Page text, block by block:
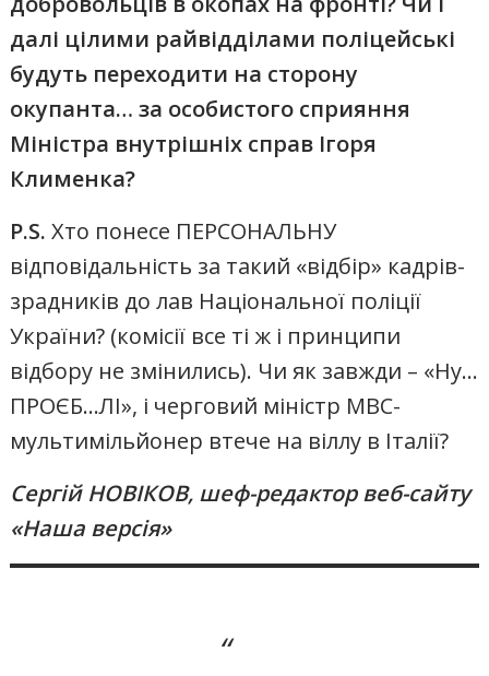
далі цілими райвідділами поліцейські
будуть переходити на сторону
окупанта… за особистого сприяння
Міністра внутрішніх справ Ігоря
Клименка?
P.S. Хто понесе ПЕРСОНАЛЬНУ
відповідальність за такий «відбір» кадрів-
зрадників до лав Національної поліції
України? (комісії все ті ж і принципи
відбору не змінились). Чи як завжди – «Ну…
ПРОЄБ…ЛІ», і черговий міністр МВС-
мультимільйонер втече на віллу в Італії?
Сергій НОВІКОВ, шеф-редактор веб-сайту
«Наша версія»